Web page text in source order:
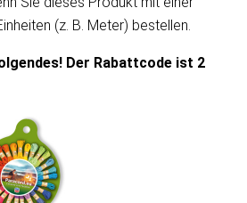
(z. B. Meter) bestellen.
Der Rabattcode ist 2